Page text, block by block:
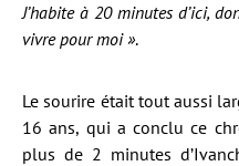
J’habite à 20 minutes d’ici,
vivre pour moi ».
Le sourire était tout aussi
16 ans, qui a conclu ce
plus de 2 minutes